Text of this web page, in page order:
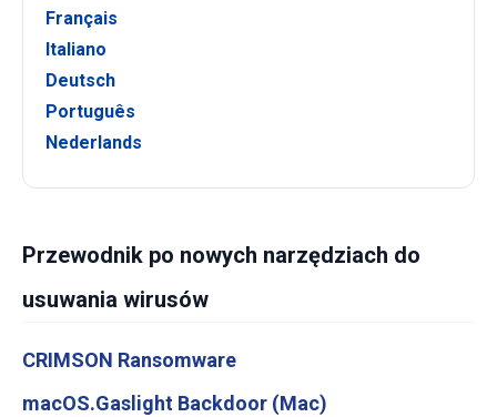
Français
Italiano
Deutsch
Português
Nederlands
Przewodnik po nowych narzędziach do
usuwania wirusów
CRIMSON Ransomware
macOS.Gaslight Backdoor (Mac)